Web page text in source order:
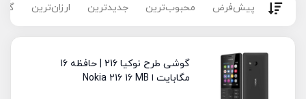
پیش‌فرض محبوب‌ترین جدیدترین ارزان‌ترین
گوشی طرح نوکیا 216 | حافظه 16
مگابایت ا Nokia 216 16 MB